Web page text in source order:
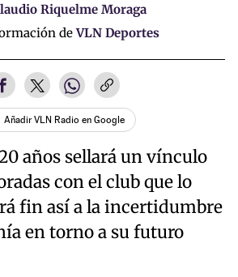
Riquelme Moraga
deVLN Deportes
Añadir VLN Radio en Google
años sellará un vínculo
con el club que lo
fin así a la incertidumbre
en torno a su futuro